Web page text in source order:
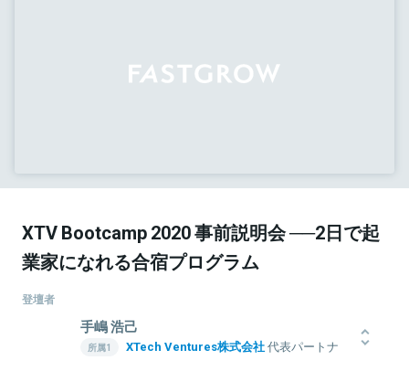
XTV Bootcamp 2020 事前説明会 ──2日で起
業家になれる合宿プログラム
登壇者
手嶋 浩己
XTech Ventures株式会社代表パートナ